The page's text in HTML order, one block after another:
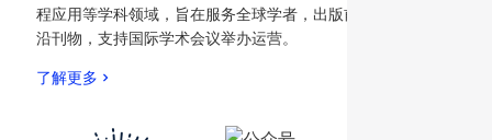
程应用等学科领域，旨在服务全球学者，出版前
沿刊物，支持国际学术会议举办运营。
了解更多